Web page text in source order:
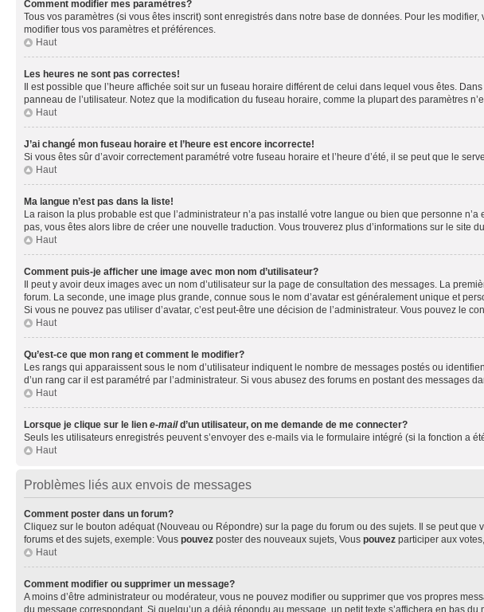
Comment modifier mes paramètres?
Tous vos paramètres (si vous êtes inscrit) sont enregistrés dans notre base de données. Pour les modifier,
modifier tous vos paramètres et préférences.
Haut
Les heures ne sont pas correctes!
Il est possible que l’heure affichée soit sur un fuseau horaire différent de celui dans lequel vous êtes.
panneau de l’utilisateur. Notez que la modification du fuseau horaire, comme la plupart des paramètres
Haut
J’ai changé mon fuseau horaire et l’heure est encore incorrecte!
Si vous êtes sûr d’avoir correctement paramétré votre fuseau horaire et l’heure d’été, il se peut que le
Haut
Ma langue n’est pas dans la liste!
La raison la plus probable est que l’administrateur n’a pas installé votre langue ou bien que personne
pas, vous êtes alors libre de créer une nouvelle traduction. Vous trouverez plus d’informations sur le site
Haut
Comment puis-je afficher une image avec mon nom d’utilisateur?
Il peut y avoir deux images avec un nom d’utilisateur sur la page de consultation des messages. La
forum. La seconde, une image plus grande, connue sous le nom d’avatar est généralement unique et
Si vous ne pouvez pas utiliser d’avatar, c’est peut-être une décision de l’administrateur. Vous pouvez le
Haut
Qu’est-ce que mon rang et comment le modifier?
Les rangs qui apparaissent sous le nom d’utilisateur indiquent le nombre de messages postés ou
d’un rang car il est paramétré par l’administrateur. Si vous abusez des forums en postant des
Haut
Lorsque je clique sur le lien e-maild’un utilisateur, on me demande de me connecter?
Seuls les utilisateurs enregistrés peuvent s’envoyer des e-mails via le formulaire intégré (si la fonction a
Haut
Problèmes liés aux envois de messages
Comment poster dans un forum?
Cliquez sur le bouton adéquat (Nouveau ou Répondre) sur la page du forum ou des sujets. Il se peut
forums et des sujets, exemple: Vous pouvez poster des nouveaux sujets, Vous pouvez participer aux
Haut
Comment modifier ou supprimer un message?
A moins d’être administrateur ou modérateur, vous ne pouvez modifier ou supprimer que vos propres
du message correspondant. Si quelqu’un a déjà répondu au message, un petit texte s’affichera en bas